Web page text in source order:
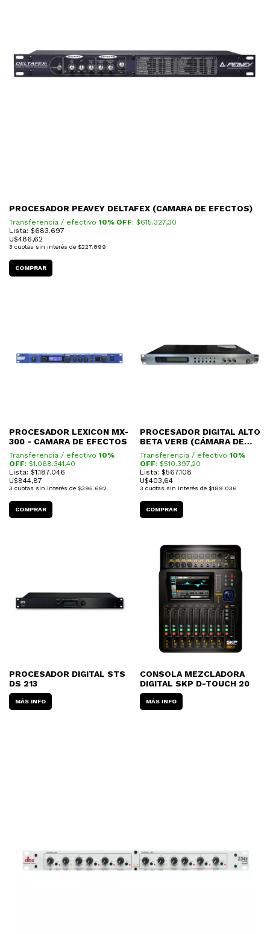
PROCESADOR PEAVEY DELTAFEX (CAMARA DE EFECTOS)
Transferencia / efectivo 10% OFF: $615.327,30
Lista: $683.697
U$486,62
3 cuotas sin interés de $227.899
PROCESADOR LEXICON MX-
300 - CAMARA DE EFECTOS
Transferencia / efectivo 10%
OFF: $1.068.341,40
Lista: $1.187.046
U$844,87
3 cuotas sin interés de $395.682
PROCESADOR DIGITAL ALTO
BETA VERB (CÁMARA DE
EFECTOS)
Transferencia / efectivo 10%
OFF: $510.397,20
Lista: $567.108
U$403,64
3 cuotas sin interés de $189.036
PROCESADOR DIGITAL STS
DS 213
MÁS INFO
CONSOLA MEZCLADORA
DIGITAL SKP D-TOUCH 20
MÁS INFO